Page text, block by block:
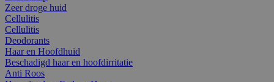
Zeer droge huid
Cellulitis
Cellulitis
Deodorants
Haar en Hoofdhuid
Beschadigd haar en hoofdirritatie
Anti Roos